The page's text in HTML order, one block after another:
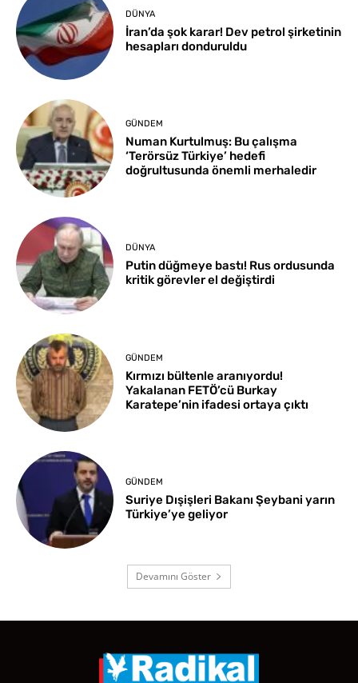
DÜNYA
İran’da şok karar! Dev petrol şirketinin
hesapları donduruldu
GÜNDEM
Numan Kurtulmuş: Bu çalışma
‘Terörsüz Türkiye’ hedefi
doğrultusunda önemli merhaledir
DÜNYA
Putin düğmeye bastı! Rus ordusunda
kritik görevler el değiştirdi
GÜNDEM
Kırmızı bültenle aranıyordu!
Yakalanan FETÖ’cü Burkay
Karatepe’nin ifadesi ortaya çıktı
GÜNDEM
Suriye Dışişleri Bakanı Şeybani yarın
Türkiye’ye geliyor
Devamını Göster